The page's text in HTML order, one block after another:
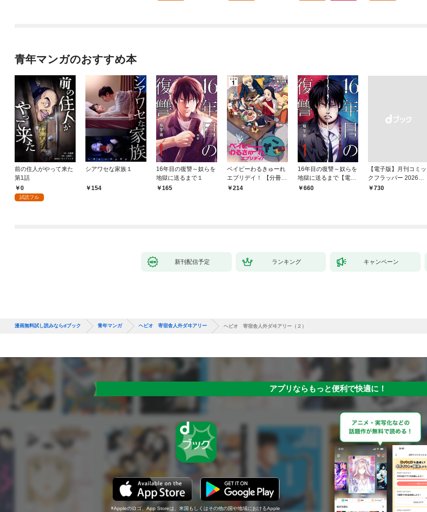
青年マンガのおすすめ本
前の住人がやって来た
第1話
0
試読フル
シアワセな家族１
154
16年目の復讐～奴らを
地獄に送るまで１
165
ベイビーわるきゅーれ
エブリデイ！ 【分冊
版】 1
214
16年目の復讐～奴らを
地獄に送るまで【電子
単行本版】１
660
【電子版】月刊コミッ
クフラッパー 2026年9
月号
￥730
新刊配信予定 ランキング キャンペーン
漫画無料試し読みならdブック 青年マンガ ヘビオ 寄宿舎人外ダヰアリー ヘビオ 寄宿舎人外ダヰアリー（２）
アプリならもっと便利で快適に！
Appleのロゴ、App Storeは、米国もしくはその他の国や地域におけるApple